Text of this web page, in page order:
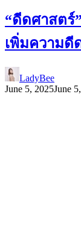
“ดีดศาสตร์
เพิ่มความดี
LadyBee
June 5, 2025June